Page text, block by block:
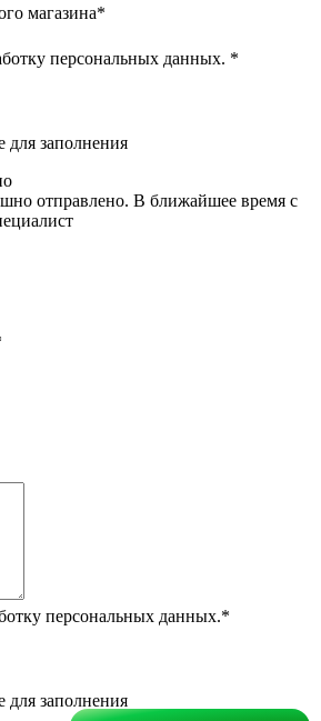
магазина*
персональных данных. *
для заполнения
отправлено. В ближайшее время с
персональных данных.*
для заполнения